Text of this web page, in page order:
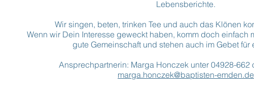
Lebensberichte.
Wir singen, beten, trinken Tee und auch das Klönen
Wenn wir Dein Interesse geweckt haben, komm doch einfach
gute Gemeinschaft und stehen auch im Gebet für
Ansprechpartnerin: Marga Honczek unter 04928-662
marga.honczek@baptisten-emden.de